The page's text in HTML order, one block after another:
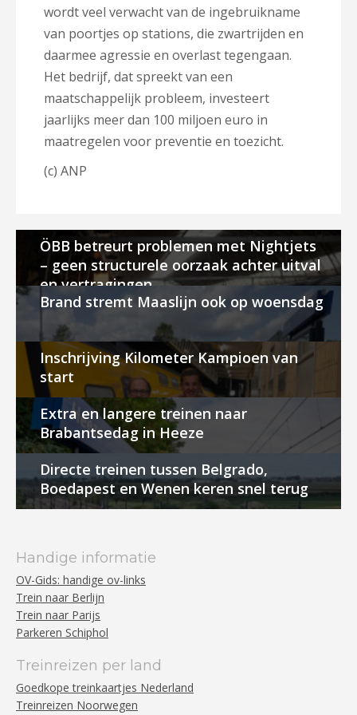
wordt veel verwacht van de ingebruikname
van poortjes op stations, die zwartrijden en
daarmee agressie en overlast tegengaan.
Het bedrijf, dat spreekt van een
maatschappelijk probleem, investeert
jaarlijks meer dan 100 miljoen euro in
maatregelen voor preventie en toezicht.
(c) ANP
ÖBB betreurt problemen met Nightjets
– geen structurele oorzaak achter uitval
en vertragingen
Brand stremt Maaslijn ook op woensdag
Inschrijving Kilometer Kampioen van
start
Extra en langere treinen naar
Brabantsedag in Heeze
Directe treinen tussen Belgrado,
Boedapest en Wenen keren snel terug
Handige informatie
OV-Gids: handige ov-links
Trein naar Berlijn
Trein naar Parijs
Parkeren Schiphol
Treinreizen per land
Goedkope treinkaartjes Nederland
Treinreizen Noorwegen